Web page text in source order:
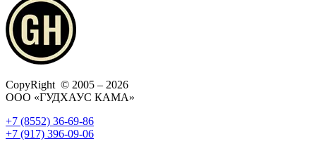
CopyRight © 2005 – 2026
ООО «ГУДХАУС КАМА»
+7 (8552) 36-69-86
+7 (917) 396-09-06